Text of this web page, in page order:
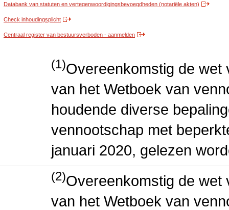
Databank van statuten en vertegenwoordigingsbevoegdheden (notariële akten)
Check inhoudingsplicht
Centraal register van bestuursverboden - aanmelden
(1)Overeenkomstig de wet
van het Wetboek van
houdende diverse
vennootschap met
januari 2020, gelezen
(2)Overeenkomstig de wet
van het Wetboek van